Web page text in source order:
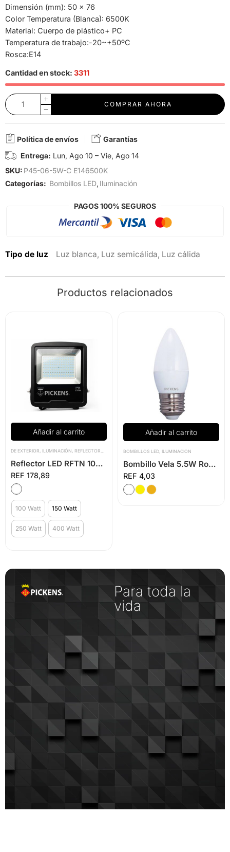
Dimensión (mm): 50 x 76
Color Temperatura (Blanca): 6500K
Material: Cuerpo de plástico+ PC
Temperatura de trabajo:-20~+50ºC
Rosca:E14
Cantidad en stock: 3311
COMPRAR AHORA
Política de envíos
Garantías
Entrega: Lun, Ago 10 – Vie, Ago 14
SKU: P45-06-5W-C E146500K
Categorías: Bombillos LED, Iluminación
PAGOS 100% SEGUROS
Tipo de luz Luz blanca, Luz semicálida, Luz cálida
Productos relacionados
Añadir al carrito
DE EXTERIOR , ILUMINACIÓN , REFLECTORES LED
Reflector LED RFTN 100W a 400W
178,89
100 Watt 150 Watt
250 Watt 400 Watt
Añadir al carrito
BOMBILLOS LED ILUMINACIÓN
Bombillo Vela 5.5W Rosca E27
4,03
Para toda la
vida